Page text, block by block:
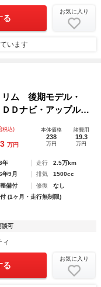
る
お気に入り
います
ム 後期モデル・
Ｄナビ・アップルカ
ーフレザーシート・
ビエントライト・Ｌ
(税込)
3 万円
本体価格
238
万円
諸費用
19.3
万円
年 走行
2.5万km
年9月 排気
1500cc
備付 修復
なし
(1ヶ月・走行無制限)
談可
る
お気に入り